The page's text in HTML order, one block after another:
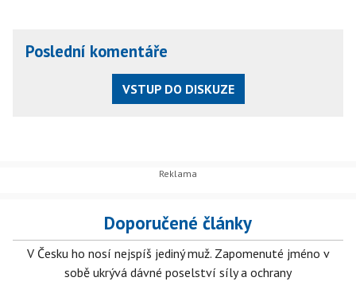
Poslední komentáře
VSTUP DO DISKUZE
Doporučené články
V Česku ho nosí nejspíš jediný muž. Zapomenuté jméno v
sobě ukrývá dávné poselství síly a ochrany